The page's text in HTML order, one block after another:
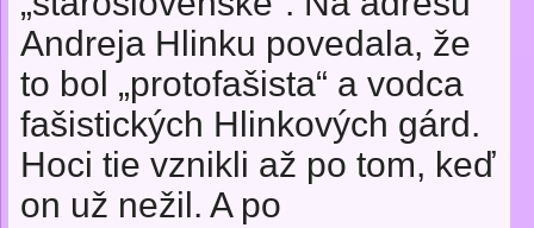
Andreja Hlinku povedala, že
to bol „protofašista“ a vodca
fašistických Hlinkových gárd.
Hoci tie vznikli až po tom, keď
on už nežil. A po